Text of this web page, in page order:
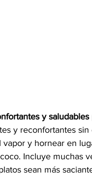
y
y reconfortantes
y hornear en
Incluye muchas
sean más